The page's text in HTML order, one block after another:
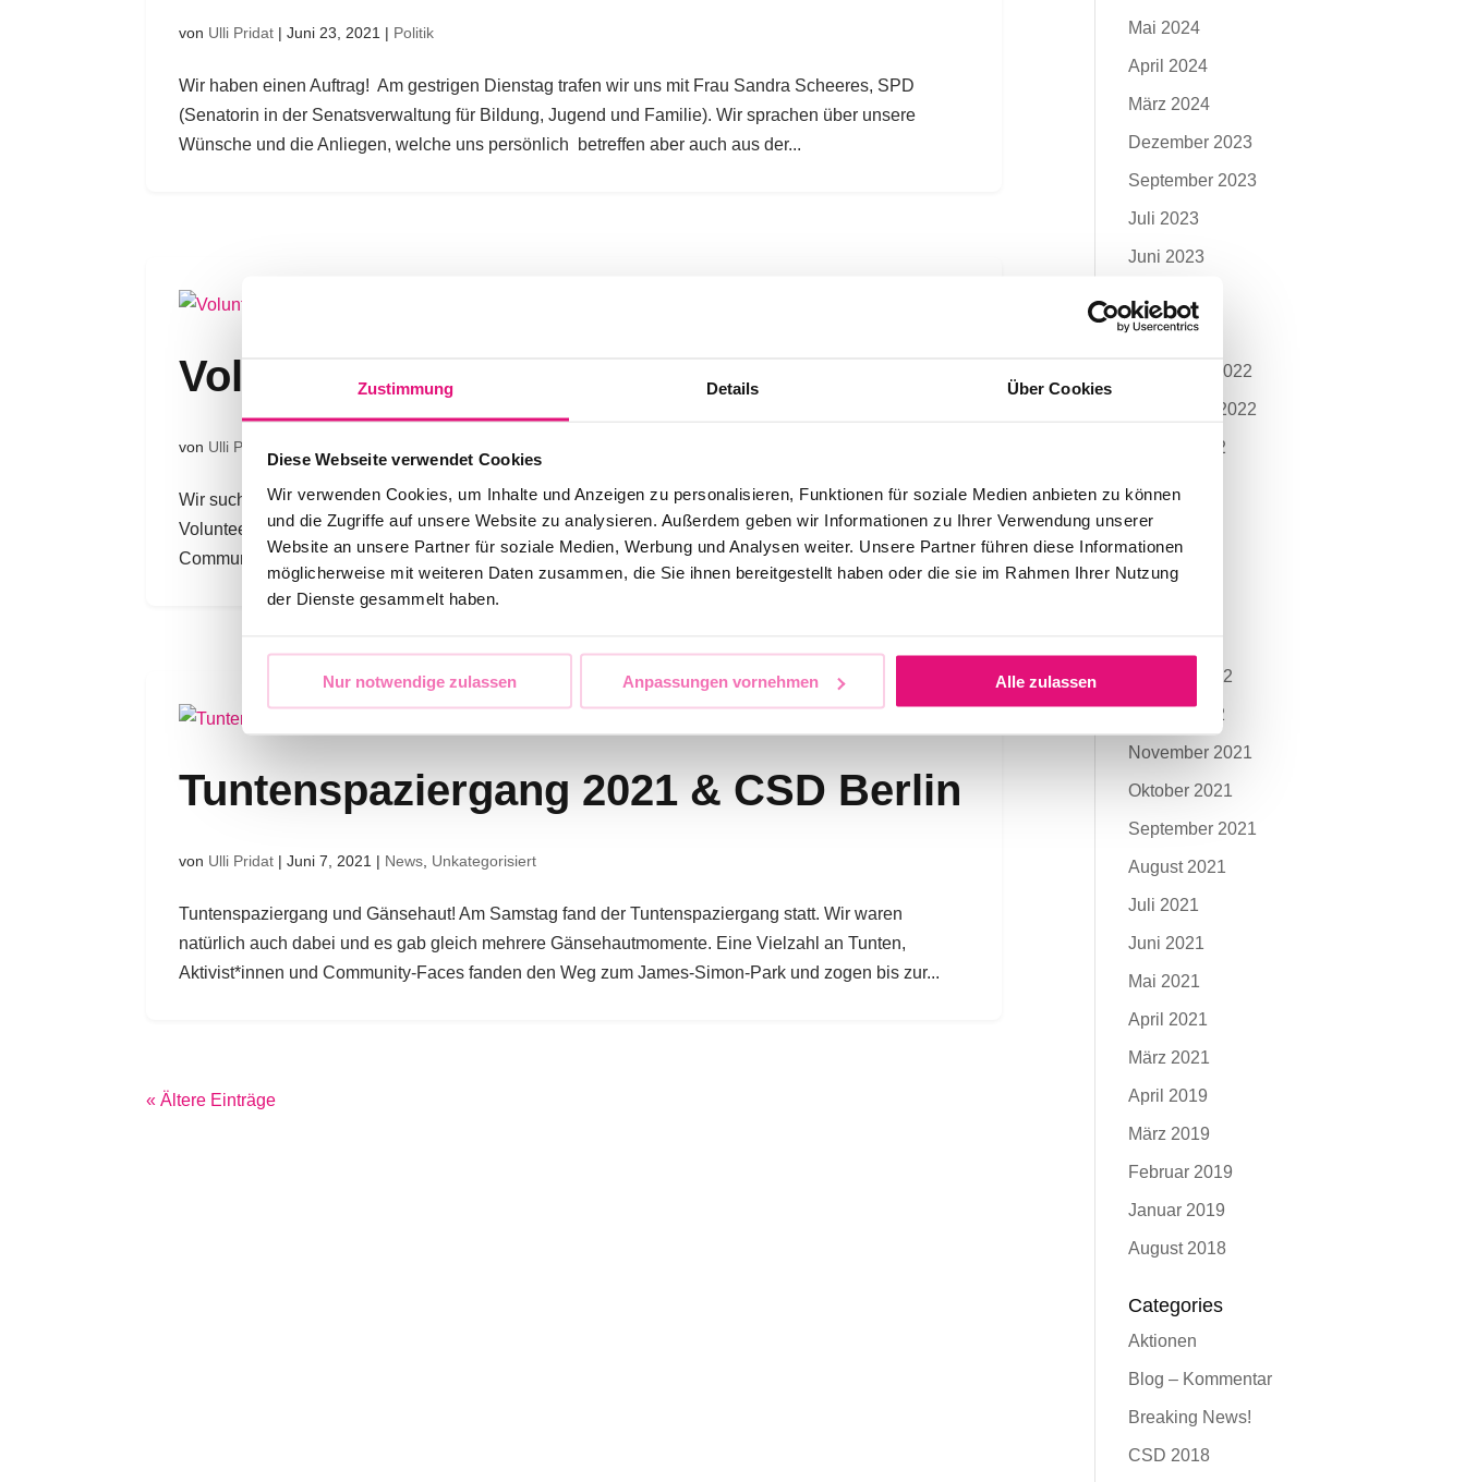
Zustimmung Details Über Cookies
Diese Webseite verwendet Cookies
Wir verwenden Cookies, um Inhalte und Anzeigen zu personalisieren, Funktionen für soziale Medien anbieten zu können
und die Zugriffe auf unsere Website zu analysieren. Außerdem geben wir Informationen zu Ihrer Verwendung unserer
Website an unsere Partner für soziale Medien, Werbung und Analysen weiter. Unsere Partner führen diese Informationen
möglicherweise mit weiteren Daten zusammen, die Sie ihnen bereitgestellt haben oder die sie im Rahmen Ihrer Nutzung
der Dienste gesammelt haben.
Nur notwendige zulassen Anpassungen vornehmen Alle zulassen
von Ulli Pridat |Juni 23, 2021 | Politik
Wir haben einen Auftrag! Am gestrigen Dienstag trafen wir uns mit Frau Sandra Scheeres, SPD
(Senatorin in der Senatsverwaltung für Bildung, Jugend und Familie). Wir sprachen über unsere
Wünsche und die Anliegen, welche uns persönlich betreffen aber auch aus der...
Volunteer Aufruf 43. CSD Berlin
von Ulli Pridat
Wir suchen für die Unterstützung des 43. Berliner CSD 2021 wieder viele engagierte und motivierte
Volunteers, die Begeisterungsfähigkeit mitbringen und Spaß an der Arbeit mit der LGBTTIQA*
Community haben. Ganz besonders wichtig sind Volunteers in den Bereichen...
Tuntenspaziergang 2021 & CSD Berlin
von Ulli Pridat |Juni 7, 2021 | News Unkategorisiert
Tuntenspaziergang und Gänsehaut! Am Samstag fand der Tuntenspaziergang statt. Wir waren
natürlich auch dabei und es gab gleich mehrere Gänsehautmomente. Eine Vielzahl an Tunten,
Aktivist*innen und Community-Faces fanden den Weg zum James-Simon-Park und zogen bis zur...
« Ältere Einträge
Mai 2024
April 2024
März 2024
Dezember 2023
September 2023
Juli 2023
Juni 2023
April 2023
November 2022
September 2022
August 2022
Juli 2022
Juni 2022
Februar 2022
Januar 2022
November 2021
Oktober 2021
September 2021
August 2021
Juli 2021
Juni 2021
Mai 2021
April 2021
März 2021
April 2019
März 2019
Februar 2019
Januar 2019
August 2018
Categories
Aktionen
Blog – Kommentar
Breaking News!
CSD 2018